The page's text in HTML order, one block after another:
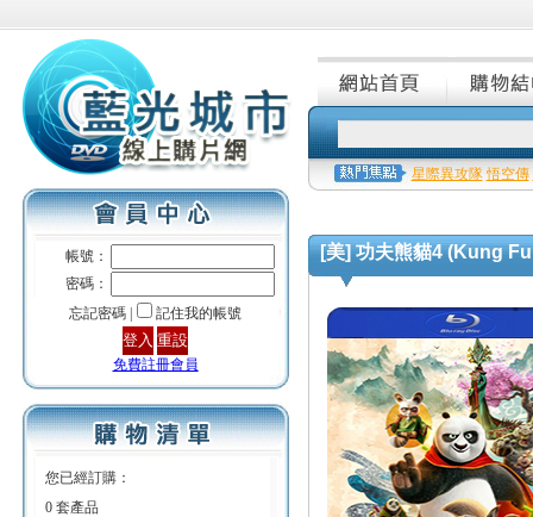
帳號：
密碼：
忘記密碼 |
記住我的帳號
免費註冊會員
您已經訂購：
0 套產品
星際異攻隊 悟空傳
[美] 功夫熊貓4 (Kung